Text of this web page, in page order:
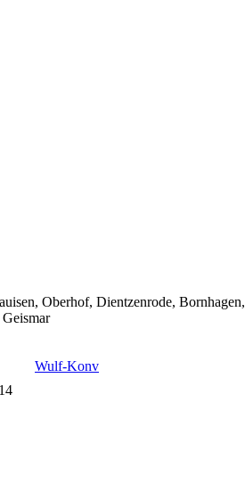
Oberhof, Dientzenrode, Bornhagen,
Wulf-Konv